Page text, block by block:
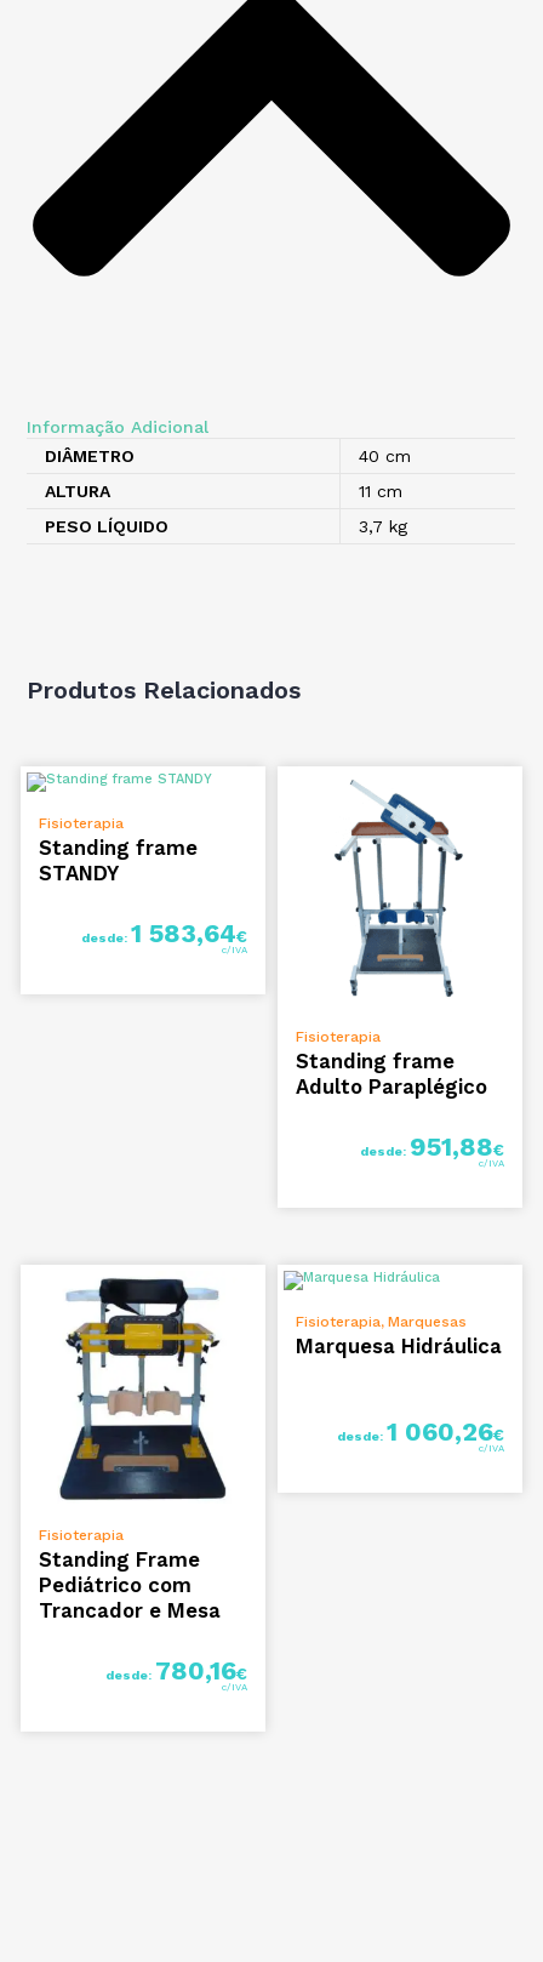
Informação Adicional
DIÂMETRO
40 cm
ALTURA
11 cm
PESO LÍQUIDO
3,7 kg
Produtos Relacionados
VER OPÇÕES
Fisioterapia
Standing frame
STANDY
desde: 1 583,64€
VER OPÇÕES
Fisioterapia
Standing frame
Adulto Paraplégico
desde: 951,88€
VER OPÇÕES
Fisioterapia
Standing Frame
Pediátrico com
Trancador e Mesa
desde: 780,16€
VER OPÇÕES
Fisioterapia, Marquesas
Marquesa Hidráulica
desde: 1 060,26€